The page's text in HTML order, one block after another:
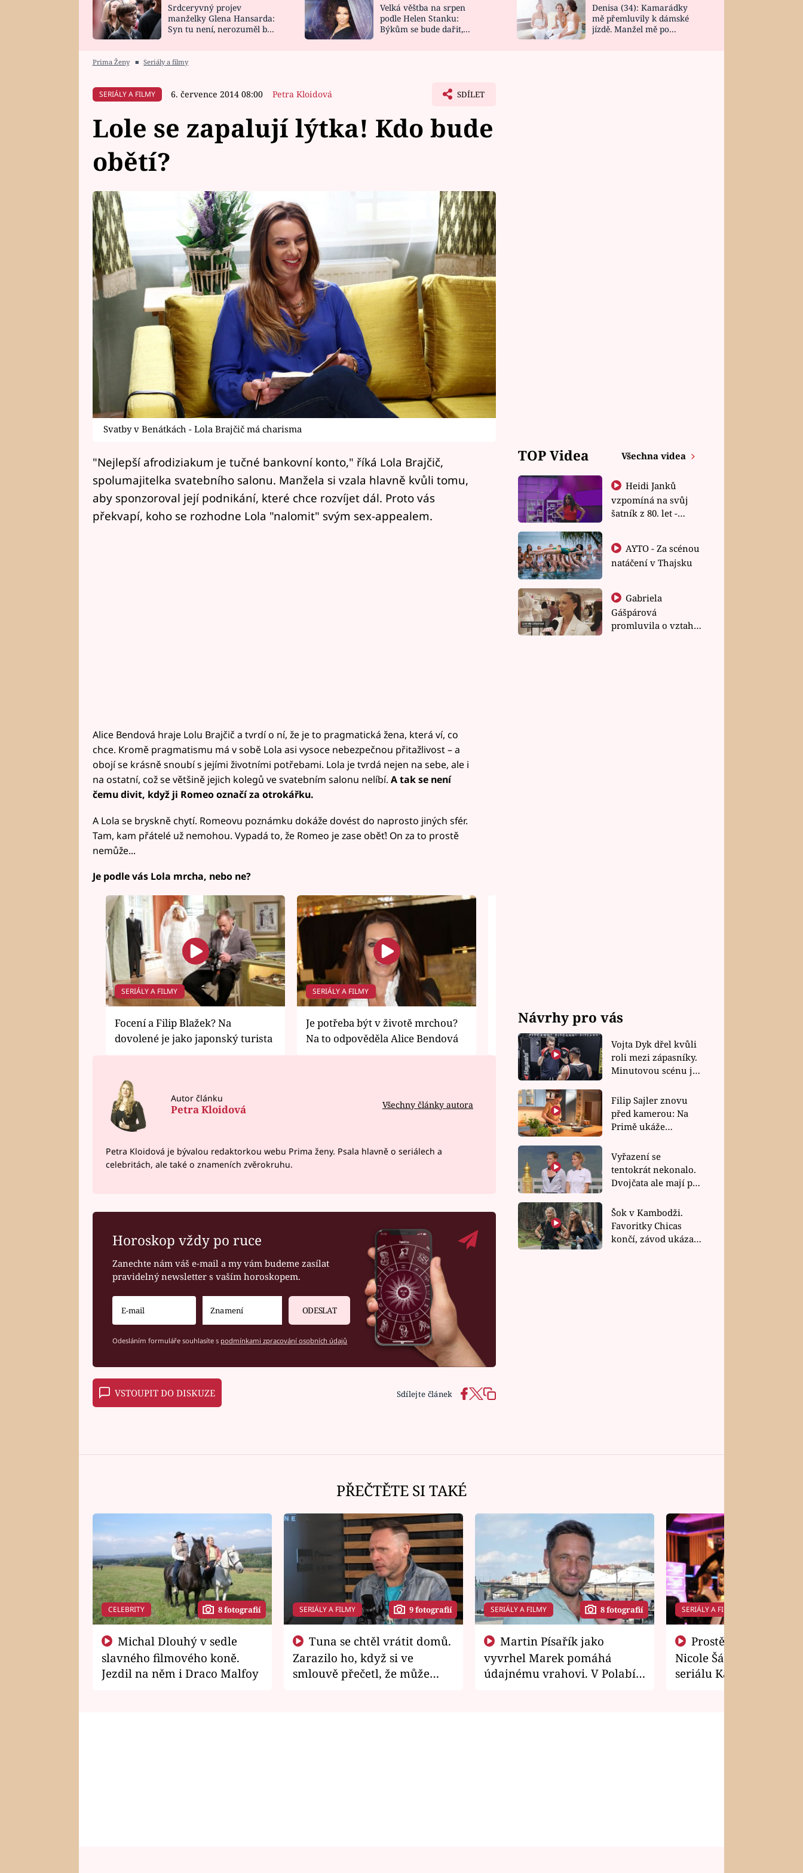
HOROSKOP NA
CELEBRITY
VAŘENÍ
NOVINKY
VIDEORECEPTY
DESIGN
Srdceryvný projev
manželky Glena Hansarda:
Syn tu není, nerozuměl by
Velká věštba na srpen
podle Helen Stanku:
Býkům se bude dařit,
Denisa (34): Kamarádky
mě přemluvily k dámské
jízdě. Manžel mě po
Prima Ženy ■ Seriály a filmy
SERIÁLY A FILMY 6. července 2014 08:00 Petra Kloidová SDÍLET
Lole se zapalují lýtka! Kdo bude
obětí?
Svatby v Benátkách - Lola Brajčič má charisma
"Nejlepší afrodiziakum je tučné bankovní konto," říká Lola Brajčič,
spolumajitelka svatebního salonu. Manžela si vzala hlavně kvůli tomu,
aby sponzoroval její podnikání, které chce rozvíjet dál. Proto vás
překvapí, koho se rozhodne Lola "nalomit" svým sex-appealem.
Alice Bendová hraje Lolu Brajčič a tvrdí o ní, že je to pragmatická žena, která ví, co
chce. Kromě pragmatismu má v sobě Lola asi vysoce nebezpečnou přitažlivost – a
obojí se krásně snoubí s jejími životními potřebami. Lola je tvrdá nejen na sebe, ale i
na ostatní, což se většině jejich kolegů ve svatebním salonu nelíbí. A tak se není
čemu divit, když ji Romeo označí za otrokářku.
A Lola se bryskně chytí. Romeovu poznámku dokáže dovést do naprosto jiných sfér.
Tam, kam přátelé už nemohou. Vypadá to, že Romeo je zase oběť! On za to prostě
nemůže...
Je podle vás Lola mrcha, nebo ne?
SERIÁLY A FILMY
Focení a Filip Blažek? Na
dovolené je jako japonský turista
SERIÁLY A FILMY
Je potřeba být v životě mrchou?
Na to odpověděla Alice Bendová
Ani po dětech se mi módní styl
nezměnil, říká Alice Bendová
Autor článku
Petra Kloidová Všechny články autora
Petra Kloidová je bývalou redaktorkou webu Prima ženy. Psala hlavně o seriálech a
celebritách, ale také o znameních zvěrokruhu.
Horoskop vždy po ruce
Zanechte nám váš e-mail a my vám budeme zasílat
pravidelný newsletter s vaším horoskopem.
ODESLAT
Odesláním formuláře souhlasíte s podmínkami zpracování osobních údajů
VSTOUPIT DO DISKUZE Sdílejte článek
TOP Videa Všechna videa
Heidi Janků
vzpomíná na svůj
šatník z 80. let -
natáčení v Thajsku
Gabriela
Gášpárová
promluvila o vztahu
Návrhy pro vás
Vojta Dyk dřel kvůli
roli mezi zápasníky.
Minutovou scénu jel
Filip Sajler znovu
před kamerou: Na
Primě ukáže
rychlé recepty
Vyřazení se
tentokrát nekonalo.
Dvojčata ale mají po
závodu nůž na krku
Šok v Kambodži.
Favoritky Chicas
končí, závod ukázal
PŘEČTĚTE SI TAKÉ
CELEBRITY 8 fotografií
slavného filmového koně.
Jezdil na něm i Draco Malfoy
SERIÁLY A FILMY 9 fotografií
Zarazilo ho, když si ve
smlouvě přečetl, že může
SERIÁLY A FILMY 8 fotografií
vyvrhel Marek pomáhá
údajnému vrahovi. V Polabí
SERIÁLY A FILMY
Nicole Šáchová získala
seriálu Kamarádi